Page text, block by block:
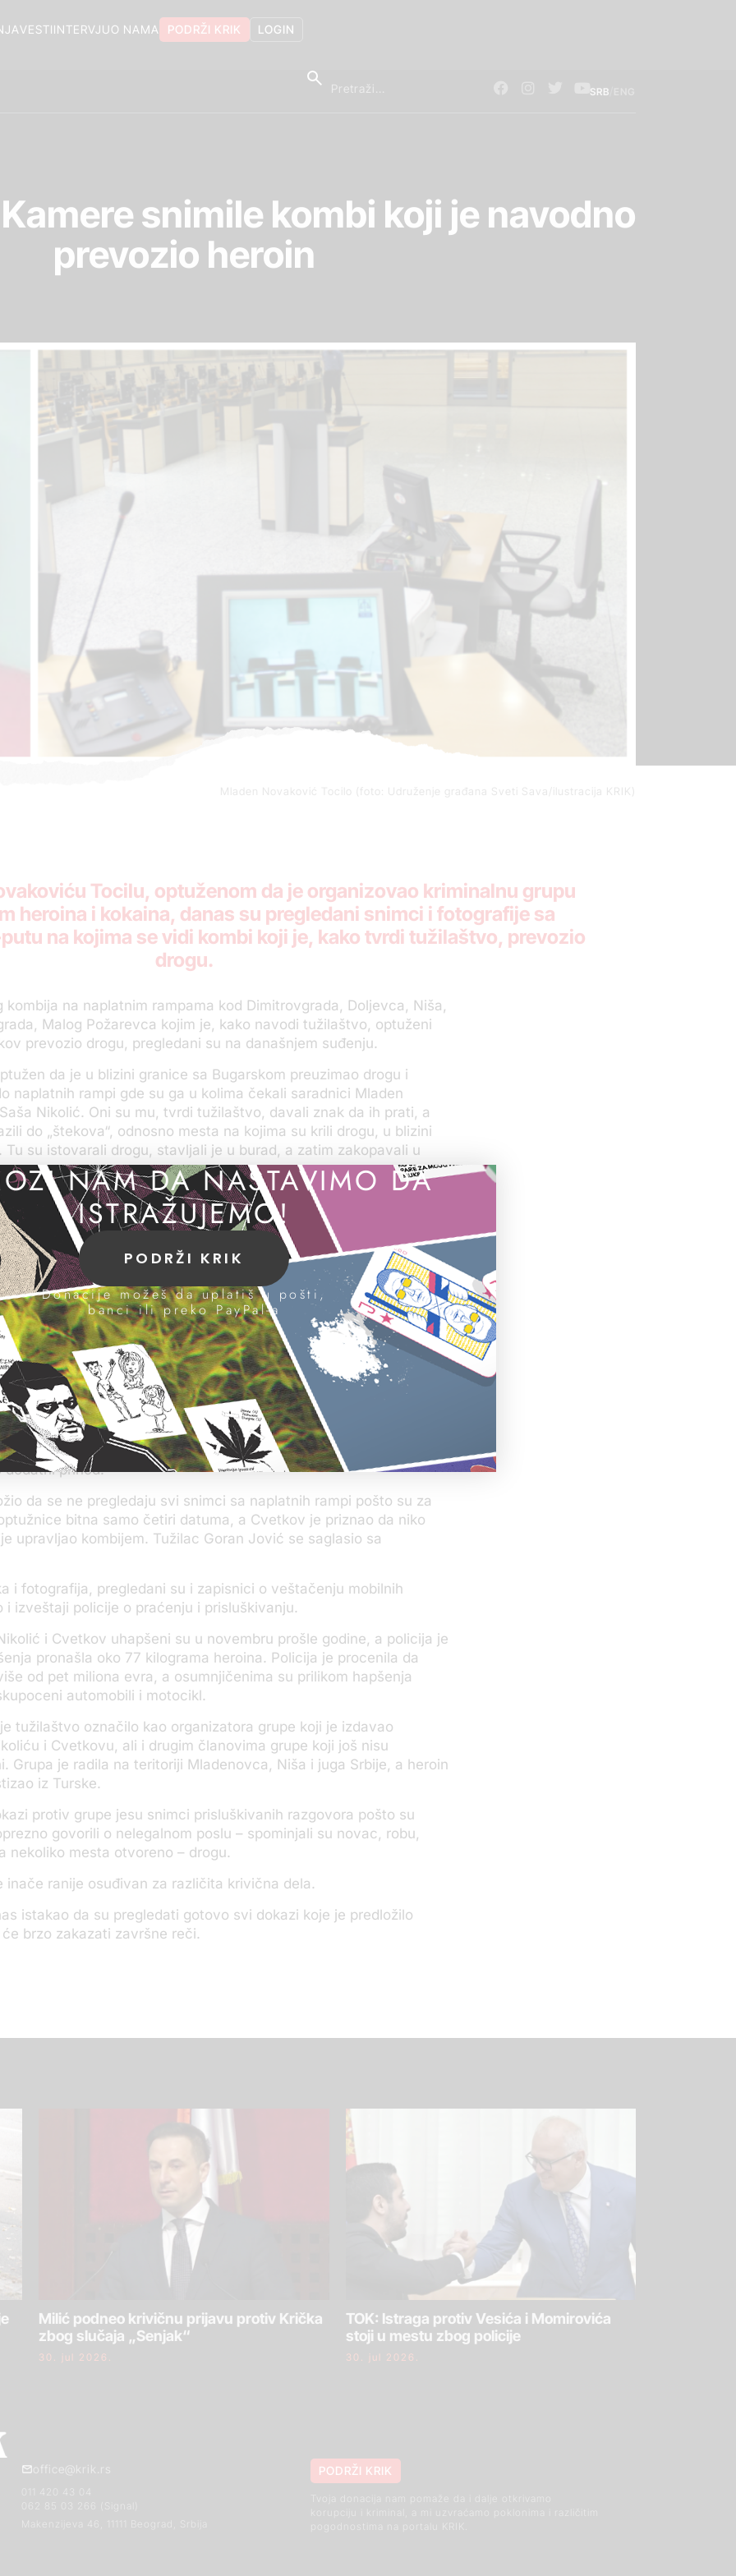
LOGIN
PODRŽI KRIK
O NAMA
INTERVJU
VESTI
SRB
snimile kombi koji je navodno
prevozio heroin
Mladen Novaković Tocilo (foto: Udruženje građana Sveti Sava/ilustracija KRIK)
Tocilu, optuženom da je organizovao kriminalnu grupu
heroina i kokaina, danas su pregledani snimci i fotografije sa
na kojima se vidi kombi koji je, kako tvrdi tužilaštvo, prevozio
drogu.
kombija na naplatnim rampama kod Dimitrovgrada, Doljevca, Niša,
Malog Požarevca kojim je, kako navodi tužilaštvo, optuženi
prevozio drogu, pregledani su na današnjem suđenju.
da je u blizini granice sa Bugarskom preuzimao drogu i
naplatnih rampi gde su ga u kolima čekali saradnici Mladen
Nikolić. Oni su mu, tvrdi tužilaštvo, davali znak da ih prati, a
do „štekova“, odnosno mesta na kojima su krili drogu, u blizini
Tu su istovarali drogu, stavljali je u burad, a zatim zakopavali u
brane se ćutanjem, a Cvetkov je priznao da je prenosio
da nije znao šta je u njima. Na nekolicini snimaka, vidi se da
nije sam, već su sa njim i nepoznati suvozači.
pored mene je moj drug Dragan. Išli smo verovatno za Sofiju“,
Cvetkov.
to je isto Dragan?“ pitao je sudija Vladimir Duruz.
desetak sekundi, delovalo je da ga je pitanje zateklo.
odgovorite“, dodao je sudija. „To je Vaše pravo.“
se setim“, zamuckivao je optuženi. „Ako je ovo vožnja do Surčina,
Turke na aerodrom. Ovo je čovek koji je išao da čeka te Turke“,
koji je ranije objasnio da je povremeno prevozio putnike i tako
dodatni prihod.
da se ne pregledaju svi snimci sa naplatnih rampi pošto su za
bitna samo četiri datuma, a Cvetkov je priznao da niko
upravljao kombijem. Tužilac Goran Jović se saglasio sa
i fotografija, pregledani su i zapisnici o veštačenju mobilnih
i izveštaji policije o praćenju i prisluškivanju.
i Cvetkov uhapšeni su u novembru prošle godine, a policija je
pronašla oko 77 kilograma heroina. Policija je procenila da
od pet miliona evra, a osumnjičenima su prilikom hapšenja
automobili i motocikl.
tužilaštvo označilo kao organizatora grupe koji je izdavao
i Cvetkovu, ali i drugim članovima grupe koji još nisu
Grupa je radila na teritoriji Mladenovca, Niša i juga Srbije, a heroin
iz Turske.
protiv grupe jesu snimci prisluškivanih razgovora pošto su
govorili o nelegalnom poslu – spominjali su novac, robu,
nekoliko mesta otvoreno – drogu.
inače ranije osuđivan za različita krivična dela.
istakao da su pregledati gotovo svi dokazi koje je predložilo
brzo zakazati završne reči.
Milić podneo krivičnu prijavu protiv Krička
zbog slučaja „Senjak“
30. jul 2026.
TOK: Istraga protiv Vesića i Momirovića
stoji u mestu zbog policije
30. jul 2026.
office@krik.rs
011 420 43 04
Makenzijeva 46, 11111 Beograd, Srbija
PODRŽI KRIK
Tvoja donacija nam pomaže da i dalje otkrivamo
korupciju i kriminal, a mi uzvraćamo poklonima i različitim
pogodnostima na portalu KRIK.
NAM DA NASTAVIMO DA
ISTRAŽUJEMO!
PODRŽI KRIK
Donacije možeš da uplatiš u pošti,
banci ili preko PayPal-a